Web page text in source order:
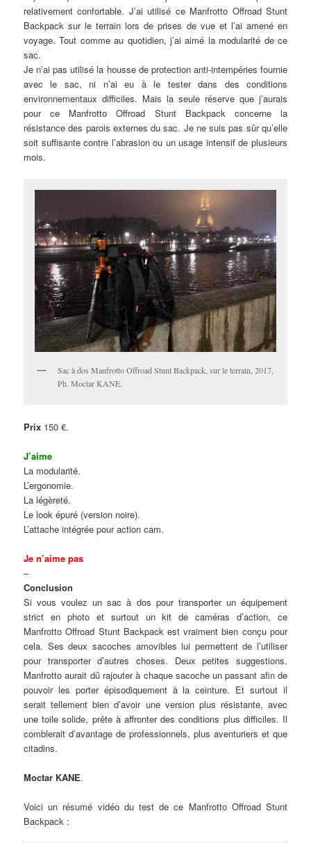
relativement confortable. J’ai utilisé ce Manfrotto Offroad Stunt
Backpack sur le terrain lors de prises de vue et l’ai amené en
voyage. Tout comme au quotidien, j’ai aimé la modularité de ce
sac.
Je n’ai pas utilisé la housse de protection anti-intempéries fournie
avec le sac, ni n’ai eu à le tester dans des conditions
environnementaux difficiles. Mais la seule réserve que j’aurais
pour ce Manfrotto Offroad Stunt Backpack concerne la
résistance des parois externes du sac. Je ne suis pas sûr qu’elle
soit suffisante contre l’abrasion ou un usage intensif de plusieurs
mois.
Sac à dos Manfrotto Offroad Stunt Backpack, sur le terrain, 2017,
Ph. Moctar KANE.
Prix 150 €.
J’aime
La modularité.
L’ergonomie.
La légèreté.
Le look épuré (version noire).
L’attache intégrée pour action cam.
Je n’aime pas
–
Conclusion
Si vous voulez un sac à dos pour transporter un équipement
strict en photo et surtout un kit de caméras d’action, ce
Manfrotto Offroad Stunt Backpack est vraiment bien conçu pour
cela. Ses deux sacoches amovibles lui permettent de l’utiliser
pour transporter d’autres choses. Deux petites suggestions.
Manfrotto aurait dû rajouter à chaque sacoche un passant afin de
pouvoir les porter épisodiquement à la ceinture. Et surtout il
serait tellement bien d’avoir une version plus résistante, avec
une toile solide, prête à affronter des conditions plus difficiles. Il
comblerait d’avantage de professionnels, plus aventuriers et que
citadins.
Moctar KANE.
Voici un résumé vidéo du test de ce Manfrotto Offroad Stunt
Backpack :